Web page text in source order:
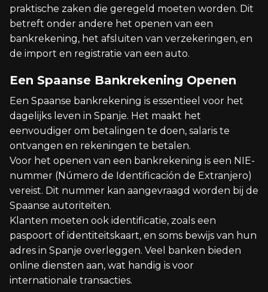
praktische zaken die geregeld moeten worden. Dit
betreft onder andere het openen van een
bankrekening, het afsluiten van verzekeringen, en
de import en registratie van een auto.
Een Spaanse Bankrekening Openen
Een Spaanse bankrekening is essentieel voor het
dagelijks leven in Spanje. Het maakt het
eenvoudiger om betalingen te doen, salaris te
ontvangen en rekeningen te betalen.
Voor het openen van een bankrekening is een NIE-
nummer (Número de Identificación de Extranjero)
vereist. Dit nummer kan aangevraagd worden bij de
Spaanse autoriteiten.
Klanten moeten ook identificatie, zoals een
paspoort of identiteitskaart, en soms bewijs van hun
adres in Spanje overleggen. Veel banken bieden
online diensten aan, wat handig is voor
internationale transacties.